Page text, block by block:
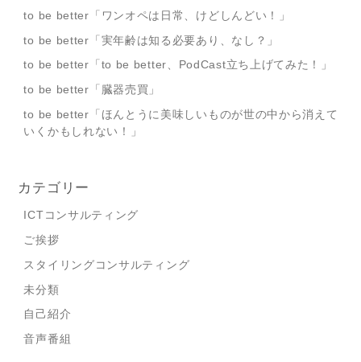
to be better「ワンオペは日常、けどしんどい！」
to be better「実年齢は知る必要あり、なし？」
to be better「to be better、PodCast立ち上げてみた！」
to be better「臓器売買」
to be better「ほんとうに美味しいものが世の中から消えて
いくかもしれない！」
カテゴリー
ICTコンサルティング
ご挨拶
スタイリングコンサルティング
未分類
自己紹介
音声番組